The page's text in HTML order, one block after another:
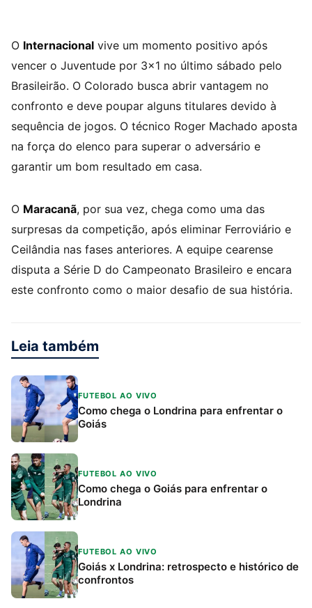
O Internacional vive um momento positivo após
vencer o Juventude por 3×1 no último sábado pelo
Brasileirão. O Colorado busca abrir vantagem no
confronto e deve poupar alguns titulares devido à
sequência de jogos. O técnico Roger Machado aposta
na força do elenco para superar o adversário e
garantir um bom resultado em casa.
O Maracanã, por sua vez, chega como uma das
surpresas da competição, após eliminar Ferroviário e
Ceilândia nas fases anteriores. A equipe cearense
disputa a Série D do Campeonato Brasileiro e encara
este confronto como o maior desafio de sua história.
Leia também
FUTEBOL AO VIVO
Como chega o Londrina para enfrentar o
Goiás
FUTEBOL AO VIVO
Como chega o Goiás para enfrentar o
Londrina
FUTEBOL AO VIVO
Goiás x Londrina: retrospecto e histórico de
confrontos